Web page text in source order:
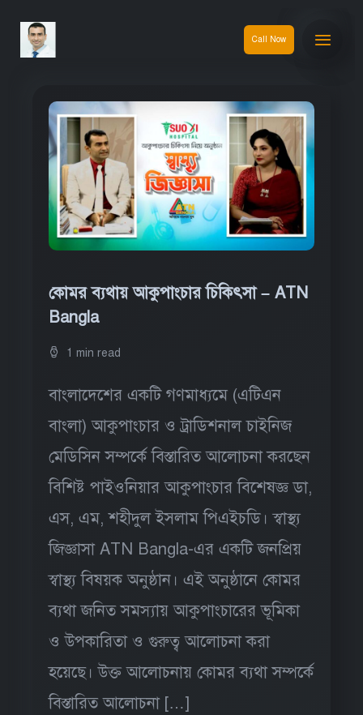
Call Now
কোমর ব্যথায় আকুপাংচার চিকিৎসা – ATN
Bangla
1 min read
বাংলাদেশের একটি গণমাধ্যমে (এটিএন
বাংলা) আকুপাংচার ও ট্রাডিশনাল চাইনিজ
মেডিসিন সম্পর্কে বিস্তারিত আলোচনা করছেন
বিশিষ্ট পাইওনিয়ার আকুপাংচার বিশেষজ্ঞ ডা,
এস, এম, শহীদুল ইসলাম পিএইচডি। স্বাস্থ্য
জিজ্ঞাসা ATN Bangla-এর একটি জনপ্রিয়
স্বাস্থ্য বিষয়ক অনুষ্ঠান। এই অনুষ্ঠানে কোমর
ব্যথা জনিত সমস্যায় আকুপাংচারের ভূমিকা
ও উপকারিতা ও গুরুত্ব আলোচনা করা
হয়েছে। উক্ত আলোচনায় কোমর ব্যথা সম্পর্কে
বিস্তারিত আলোচনা […]